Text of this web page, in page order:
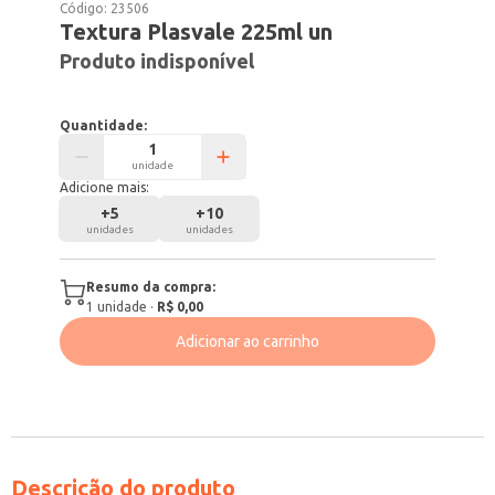
Código: 23506
Textura Plasvale 225ml un
Produto indisponível
Quantidade:
unidade
Adicione mais:
+5
unidades
+10
unidades
Resumo da compra:
1 unidade · R$ 0,00
Adicionar ao carrinho
Descrição do produto